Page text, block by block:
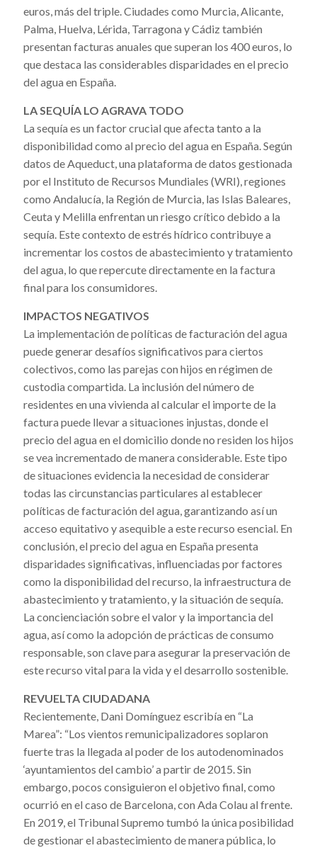
euros, más del triple. Ciudades como Murcia, Alicante,
Palma, Huelva, Lérida, Tarragona y Cádiz también
presentan facturas anuales que superan los 400 euros, lo
que destaca las considerables disparidades en el precio
del agua en España.
LA SEQUÍA LO AGRAVA TODO
La sequía es un factor crucial que afecta tanto a la
disponibilidad como al precio del agua en España. Según
datos de Aqueduct, una plataforma de datos gestionada
por el Instituto de Recursos Mundiales (WRI), regiones
como Andalucía, la Región de Murcia, las Islas Baleares,
Ceuta y Melilla enfrentan un riesgo crítico debido a la
sequía. Este contexto de estrés hídrico contribuye a
incrementar los costos de abastecimiento y tratamiento
del agua, lo que repercute directamente en la factura
final para los consumidores.
IMPACTOS NEGATIVOS
La implementación de políticas de facturación del agua
puede generar desafíos significativos para ciertos
colectivos, como las parejas con hijos en régimen de
custodia compartida. La inclusión del número de
residentes en una vivienda al calcular el importe de la
factura puede llevar a situaciones injustas, donde el
precio del agua en el domicilio donde no residen los hijos
se vea incrementado de manera considerable. Este tipo
de situaciones evidencia la necesidad de considerar
todas las circunstancias particulares al establecer
políticas de facturación del agua, garantizando así un
acceso equitativo y asequible a este recurso esencial. En
conclusión, el precio del agua en España presenta
disparidades significativas, influenciadas por factores
como la disponibilidad del recurso, la infraestructura de
abastecimiento y tratamiento, y la situación de sequía.
La concienciación sobre el valor y la importancia del
agua, así como la adopción de prácticas de consumo
responsable, son clave para asegurar la preservación de
este recurso vital para la vida y el desarrollo sostenible.
REVUELTA CIUDADANA
Recientemente, Dani Domínguez escribía en “La
Marea”: “Los vientos remunicipalizadores soplaron
fuerte tras la llegada al poder de los autodenominados
‘ayuntamientos del cambio’ a partir de 2015. Sin
embargo, pocos consiguieron el objetivo final, como
ocurrió en el caso de Barcelona, con Ada Colau al frente.
En 2019, el Tribunal Supremo tumbó la única posibilidad
de gestionar el abastecimiento de manera pública, lo